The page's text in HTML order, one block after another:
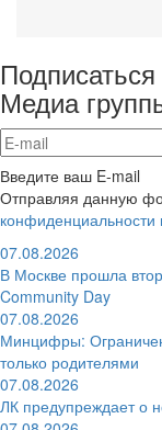
Медиа
Введите ваш E-mail
Отправляя данную
07.08.2026
В Москве прошла
Community Day
07.08.2026
Минцифры:
только родителями
07.08.2026
ЛК предупреждает о